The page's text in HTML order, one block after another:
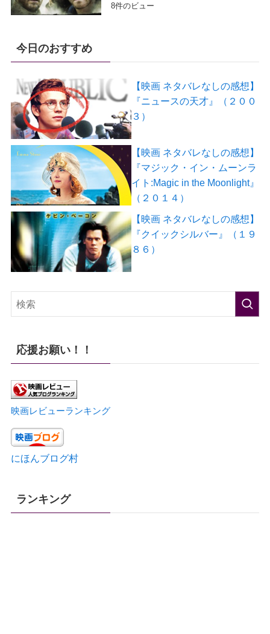
8件のビュー
今日のおすすめ
【映画 ネタバレなしの感想】
『ニュースの天才』（２００
３）
【映画 ネタバレなしの感想】
『マジック・イン・ムーンラ
イト:Magic in the Moonlight』
（２０１４）
【映画 ネタバレなしの感想】
『クイックシルバー』（１９
８６）
応援お願い！！
映画レビューランキング
にほんブログ村
ランキング